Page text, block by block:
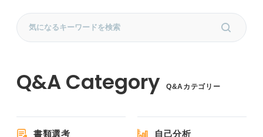
Q&Aカテゴリー
書類選考 自己分析